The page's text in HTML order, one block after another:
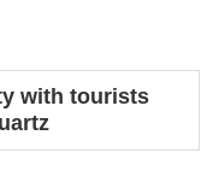
with tourists